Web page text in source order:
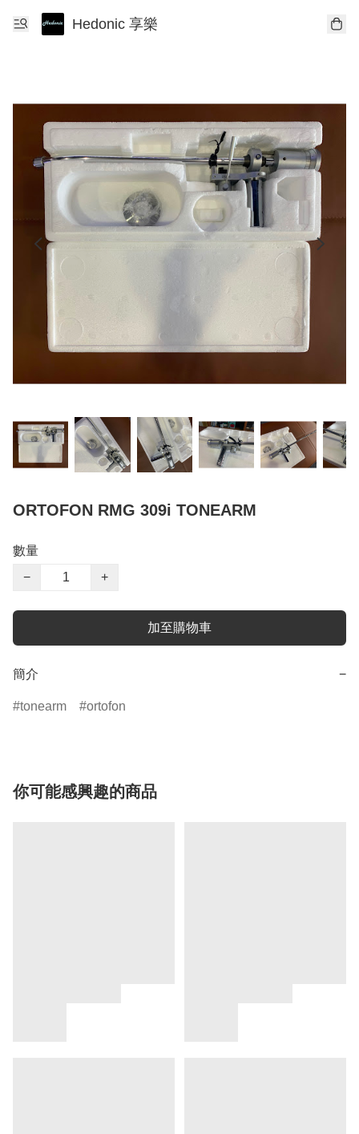
Hedonic 享樂
ORTOFON RMG 309i TONEARM
數量
−
+
加至購物車
簡介 −
tonearm ortofon
你可能感興趣的商品